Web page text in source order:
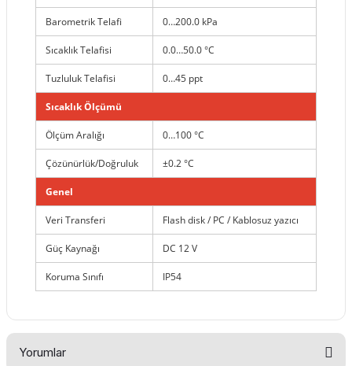
Barometrik Telafi 0…200.0 kPa
Sıcaklık Telafisi 0.0…50.0 °C
Tuzluluk Telafisi 0…45 ppt
Sıcaklık Ölçümü
Ölçüm Aralığı 0…100 °C
Çözünürlük/Doğruluk ±0.2 °C
Genel
Veri Transferi Flash disk / PC / Kablosuz yazıcı
Güç Kaynağı DC 12 V
Koruma Sınıfı IP54
Yorumlar